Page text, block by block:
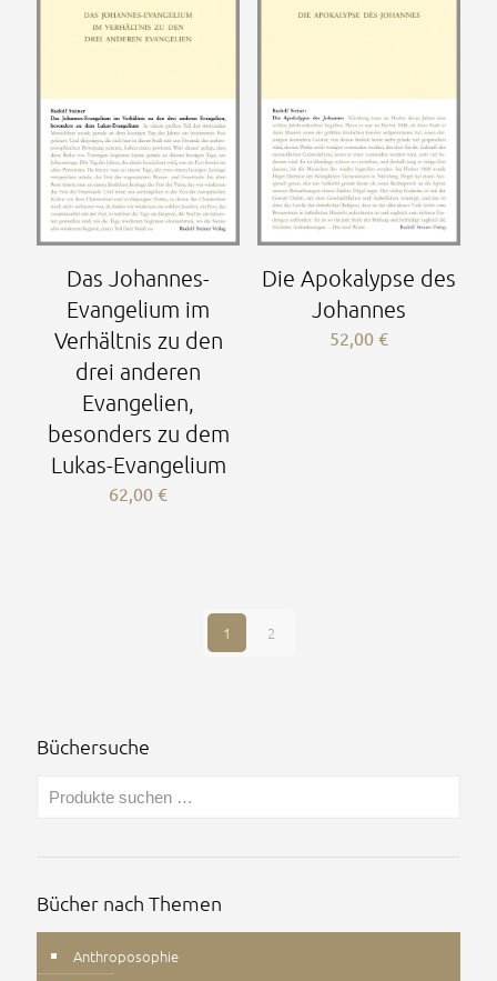
Das Johannes-
Evangelium im
Verhältnis zu den
drei anderen
Evangelien,
besonders zu dem
Lukas-Evangelium
62,00€
Die Apokalypse des
Johannes
52,00 €
1 2
Büchersuche
Bücher nach Themen
Anthroposophie